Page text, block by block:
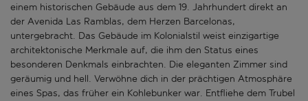
einem historischen Gebäude aus dem 19. Jahrhundert direkt an
der Avenida Las Ramblas, dem Herzen Barcelonas,
untergebracht. Das Gebäude im Kolonialstil weist einzigartige
architektonische Merkmale auf, die ihm den Status eines
besonderen Denkmals einbrachten. Die eleganten Zimmer sind
geräumig und hell. Verwöhne dich in der prächtigen Atmosphäre
eines Spas, das früher ein Kohlebunker war. Entfliehe dem Trubel